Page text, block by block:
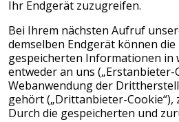
Ihr Endgerät zuzugreifen.
Bei Ihrem nächsten Aufruf
demselben Endgerät können die
gespeicherten Informationen in
entweder an uns („Erstanbieter-
Webanwendung der
gehört („Drittanbieter-Cookie“),
Durch die gespeicherten und